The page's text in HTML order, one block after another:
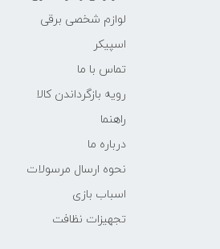
لوازم شخصی برقی
اسپیکر
تماس با ما
رویه بازگرداندن کالا
راهنما
درباره ما
نحوه ارسال مرسولات
اسباب بازی
تجهیزات نظافت